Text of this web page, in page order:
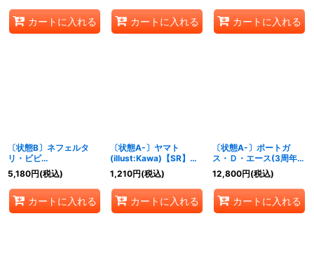
カートに入れる カートに入れる カートに入れる
〔状態B〕ネフェルタ
リ・ビビ
(illust:Hashimoto Q)
【R】{OP13-012}
5,180円(税込)
カートに入れる
〔状態A-〕ヤマト
(illust:Kawa)【SR】
{EB02-006}
1,210円(税込)
カートに入れる
〔状態A-〕ポートガ
ス・Ｄ・エース(3周年ロ
ゴ)【SR】{ST15-005}
12,800円(税込)
カートに入れる